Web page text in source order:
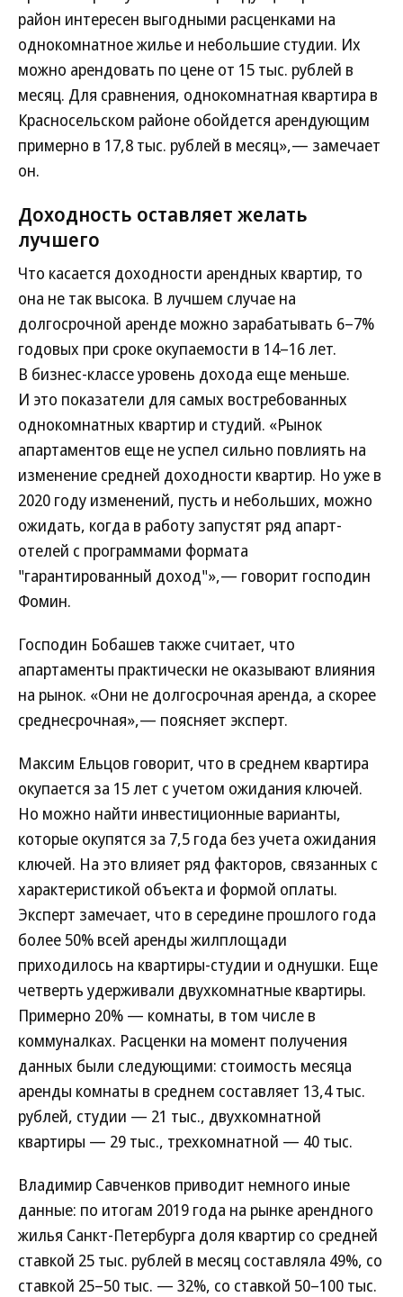
район интересен выгодными расценками на
однокомнатное жилье и небольшие студии. Их
можно арендовать по цене от 15 тыс. рублей в
месяц. Для сравнения, однокомнатная квартира в
Красносельском районе обойдется арендующим
примерно в 17,8 тыс. рублей в месяц»,— замечает
он.
Доходность оставляет желать
лучшего
Что касается доходности арендных квартир, то
она не так высока. В лучшем случае на
долгосрочной аренде можно зарабатывать 6–7%
годовых при сроке окупаемости в 14–16 лет.
В бизнес-классе уровень дохода еще меньше.
И это показатели для самых востребованных
однокомнатных квартир и студий. «Рынок
апартаментов еще не успел сильно повлиять на
изменение средней доходности квартир. Но уже в
2020 году изменений, пусть и небольших, можно
ожидать, когда в работу запустят ряд апарт-
отелей с программами формата
"гарантированный доход"»,— говорит господин
Фомин.
Господин Бобашев также считает, что
апартаменты практически не оказывают влияния
на рынок. «Они не долгосрочная аренда, а скорее
среднесрочная»,— поясняет эксперт.
Максим Ельцов говорит, что в среднем квартира
окупается за 15 лет с учетом ожидания ключей.
Но можно найти инвестиционные варианты,
которые окупятся за 7,5 года без учета ожидания
ключей. На это влияет ряд факторов, связанных с
характеристикой объекта и формой оплаты.
Эксперт замечает, что в середине прошлого года
более 50% всей аренды жилплощади
приходилось на квартиры-студии и однушки. Еще
четверть удерживали двухкомнатные квартиры.
Примерно 20% — комнаты, в том числе в
коммуналках. Расценки на момент получения
данных были следующими: стоимость месяца
аренды комнаты в среднем составляет 13,4 тыс.
рублей, студии — 21 тыс., двухкомнатной
квартиры — 29 тыс., трехкомнатной — 40 тыс.
Владимир Савченков приводит немного иные
данные: по итогам 2019 года на рынке арендного
жилья Санкт-Петербурга доля квартир со средней
ставкой 25 тыс. рублей в месяц составляла 49%, со
ставкой 25–50 тыс. — 32%, со ставкой 50–100 тыс.